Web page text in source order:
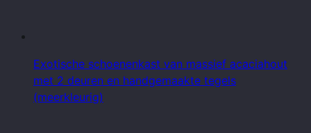
Exotische schoenenkast van massief acaciahout
met 2 deuren en handgemaakte tegels
(meerkleurig)